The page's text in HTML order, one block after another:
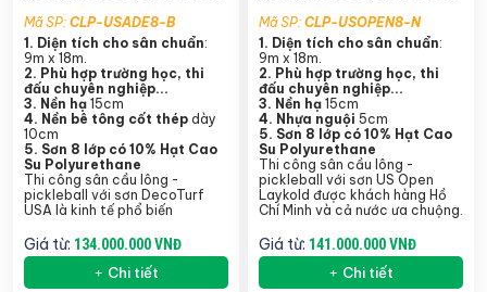
trên nền ciment
Mã SP: CLP-USADE8-B
1. Diện tích cho sân chuẩn:
9m x 18m.
2. Phù hợp trường học, thi
đấu chuyên nghiệp...
3. Nền hạ 15cm
4. Nền bê tông cốt thép dày
10cm
5. Sơn 8 lớp có 10% Hạt Cao
Su Polyurethane
Thi công sân cầu lông -
pickleball với sơn DecoTurf
USA là kinh tế phổ biến
Giá từ: 134.000.000 VNĐ
Chi tiết
Laykold trên nền nhựa
Mã SP: CLP-USOPEN8-N
1. Diện tích cho sân chuẩn:
9m x 18m.
2. Phù hợp trường học, thi
đấu chuyên nghiệp...
3. Nền hạ 15cm
4. Nhựa nguội 5cm
5. Sơn 8 lớp có 10% Hạt Cao
Su Polyurethane
Thi công sân cầu lông -
pickleball với sơn US Open
Laykold được khách hàng Hồ
Chí Minh và cả nước ưa chuộng.
Giá từ: 141.000.000 VNĐ
Chi tiết